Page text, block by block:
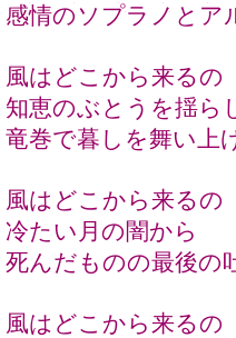
感情のソプラノとア
風はどこから来るの
知恵のぶとうを揺ら
竜巻で暮しを舞い上
風はどこから来るの
冷たい月の闇から
死んだものの最後の
風はどこから来るの